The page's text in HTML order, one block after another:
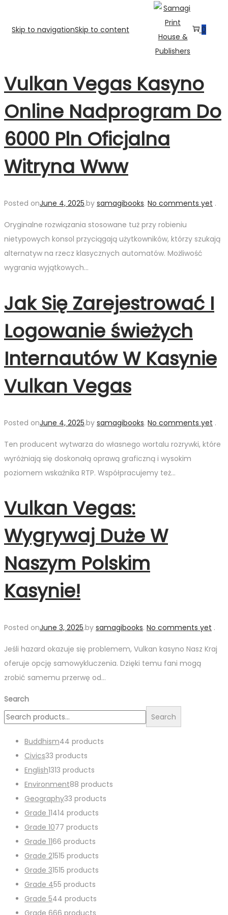
Skip to navigationSkip to content 0
Vulkan Vegas Kasyno
Online️ Nadprogram Do
6000 Pln Oficjalna
Witryna Www
Posted onJune 4, 2025.by samagibooks. No comments yet .
Oryginalne rozwiązania stosowane tuż przy robieniu
nietypowych konsol przyciągają użytkowników, którzy szukają
alternatyw na rzecz klasycznych automatów. Możliwość
wygrania wyjątkowych…
Jak Się Zarejestrować I
Logowanie świeżych
Internautów W Kasynie
Vulkan Vegas
Posted onJune 4, 2025.by samagibooks. No comments yet .
Ten producent wytwarza do własnego wortalu rozrywki, które
wyróżniają się doskonałą oprawą graficzną i wysokim
poziomem wskaźnika RTP. Współpracujemy też…
Vulkan Vegas:
Wygrywaj Duże W
Naszym Polskim
Kasynie!
Posted onJune 3, 2025.by samagibooks. No comments yet .
Jeśli hazard okazuje się problemem, Vulkan kasyno Nasz Kraj
oferuje opcję samowykluczenia. Dzięki temu fani mogą
zrobić samemu przerwę od…
Search
Search
Buddhism44 products
Civics33 products
English1313 products
Environment88 products
Geography33 products
Grade 11414 products
Grade 1077 products
Grade 1166 products
Grade 21515 products
Grade 31515 products
Grade 455 products
Grade 544 products
Grade 666 products